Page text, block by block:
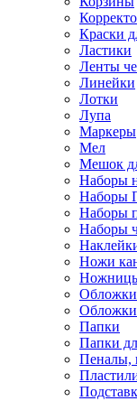
Краски
Ластики
Ленты
Линейки
Лотки
Лупа
Маркеры
Мел
Мешок
Наборы
Наборы
Наборы
Наборы
Ножи
Ножницы
Обложки
Папки
Папки
Пеналы,